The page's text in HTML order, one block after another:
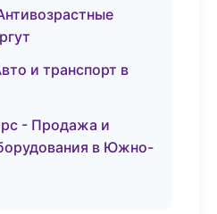
и транспорт в
- Продажа и
в Южно-